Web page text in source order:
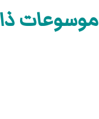
موسوعات